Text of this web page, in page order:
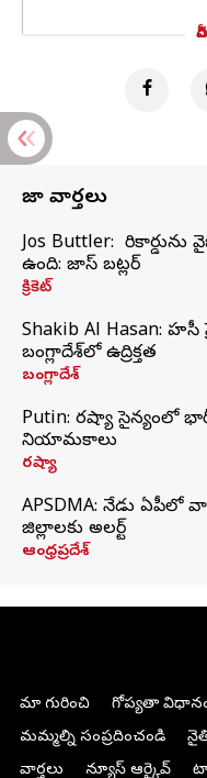
తాజా వార్తలు
Jos Buttler: నా
ఉంది: జాస్ బట్లర్
క్రికెట్
Shakib Al Hasan:
బంగ్లాదేశ్‌లో ఉద్రిక్తత
బంగ్లాదేశ్
Putin: రష్యా సైన్యంలో భారీ
నియామకాలు
రష్యా
APSDMA: నేడు
జిల్లాలకు అలర్ట్
ఆంధ్రప్రదేశ్
మా గురించి గోప్యతా
మమ్మల్ని సంప్రదించండి
వార్తలు
న్యూస్ ఆర్కైవ్